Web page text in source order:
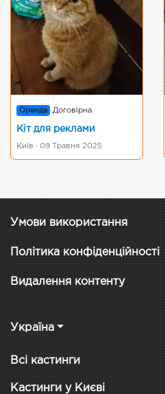
Оренда Договірна
Кіт для реклами
Київ · 09 Травня 2025
Умови використання
Політика конфіденційності
Видалення контенту
Україна
Всі кастинги
Кастинги у Києві